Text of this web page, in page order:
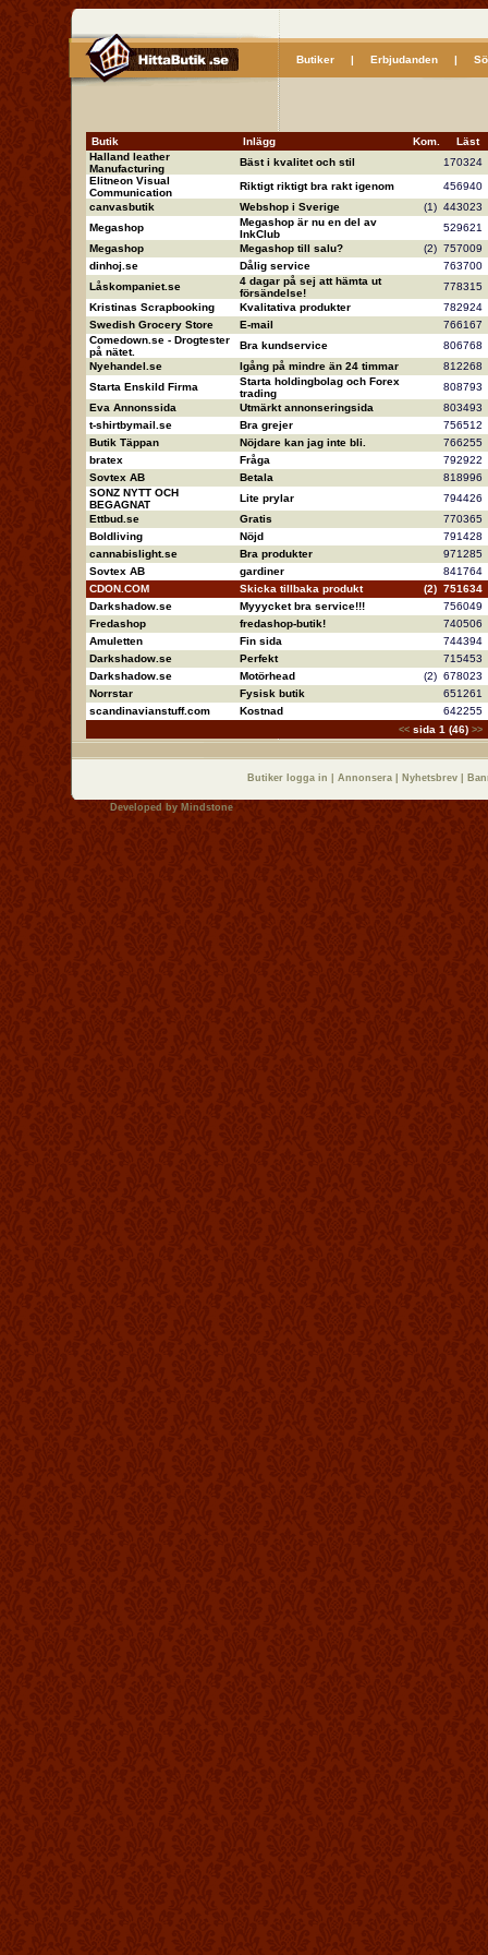
Butiker| Erbjudanden|
Butik Inlägg Kom.
Läst
Halland leather
Manufacturing
Bäst i kvalitet och stil
170324
Elitneon Visual
Communication
Riktigt riktigt bra rakt igenom
456940
canvasbutik
Webshop i Sverige (1) 443023
Megashop
Megashop är nu en del av
InkClub
529621
Megashop
Megashop till salu? (2) 757009
dinhoj.se
Dålig service
763700
Låskompaniet.se
4 dagar på sej att hämta ut
försändelse!
778315
Kristinas Scrapbooking
Kvalitativa produkter
782924
Swedish Grocery Store
E-mail
766167
Comedown.se - Drogtester
på nätet.
Bra kundservice
806768
Nyehandel.se
Igång på mindre än 24 timmar
812268
Starta Enskild Firma
Starta holdingbolag och Forex
trading
808793
Eva Annonssida
Utmärkt annonseringsida
803493
t-shirtbymail.se
Bra grejer
756512
Butik Täppan
Nöjdare kan jag inte bli.
766255
bratex
Fråga
792922
Sovtex AB
Betala
818996
SONZ NYTT OCH
BEGAGNAT
Lite prylar
794426
Ettbud.se
Gratis
770365
Boldliving
Nöjd
791428
cannabislight.se
Bra produkter
971285
Sovtex AB
gardiner
841764
CDON.COM
Skicka tillbaka produkt (2) 751634
Darkshadow.se
Myyycket bra service!!!
756049
Fredashop
fredashop-butik!
740506
Amuletten
Fin sida
744394
Darkshadow.se
Perfekt
715453
Darkshadow.se
Motörhead (2) 678023
Norrstar
Fysisk butik
651261
scandinavianstuff.com
Kostnad 642255
<< sida 1 (46) >>
Butiker logga in Annonsera Nyhetsbrev
Developed by Mindstone